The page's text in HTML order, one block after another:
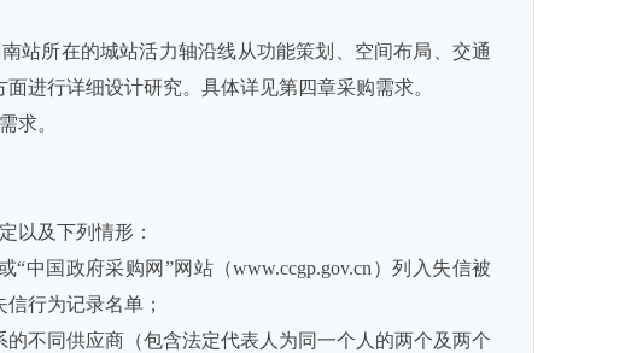
站所在的城站活力轴沿线从功能策划、空间布局、交通
进行详细设计研究。具体详见第四章采购需求。
求。
以及下列情形：
“中国政府采购网”网站（www.ccgp.gov.cn ）列入失信被
行为记录名单；
不同供应商（包含法定代表人为同一个人的两个及两个